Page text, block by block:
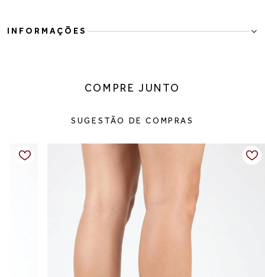
INFORMAÇÕES
cada produção. Com design sofisticado, cano franzido e bico fino,
uso prolongado. O efeito slouch no cano traz movimento e
modernidade, tornando a bota uma peça versátil para compor
desde produções casuais até combinações mais sofisticadas.
Charmosa, elegante e atemporal, é aquele modelo indispensável
para quem deseja unir conforto e estilo em qualquer ocasião.
Detalhes do produto:
Material externo: Couro vegano
Altura do salto: Aproximadamente 8 cm
COMPRE JUNTO
SUGESTÃO DE COMPRAS